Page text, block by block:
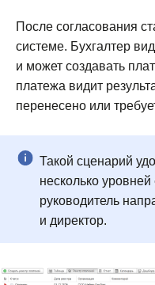
После согласования
системе. Бухгалтер
и может создавать
платежа видит
перенесено или
Такой сценарий
несколько
руководитель
и директор.